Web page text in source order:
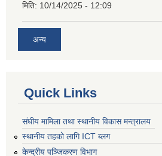
मिति: 10/14/2025 - 12:09
अन्य
Quick Links
संघीय मामिला तथा स्थानीय विकास मन्त्रालय
स्थानीय तहको लागि ICT ब्लग
केन्द्रीय पञ्जिकरण विभाग